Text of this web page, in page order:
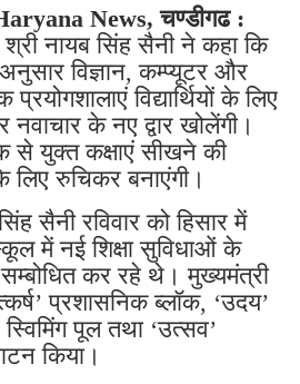
News, चण्डीगढ :
श्री नायब सिंह सैनी ने कहा कि
विज्ञान, कम्प्यूटर और
विद्यार्थियों के लिए
के नए द्वार खोलेंगी।
से युक्त कक्षाएं सीखने की
लिए रुचिकर बनाएंगी।
सैनी रविवार को हिसार में
में नई शिक्षा सुविधाओं के
कर रहे थे। मुख्यमंत्री
प्रशासनिक ब्लॉक, ‘उदय’
पूल तथा ‘उत्सव’
किया।